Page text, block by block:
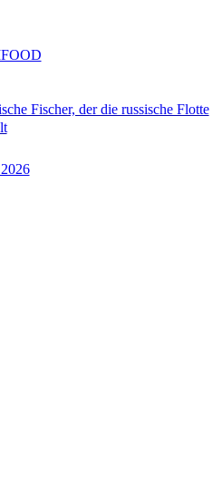
Fischer, der die russische Flotte